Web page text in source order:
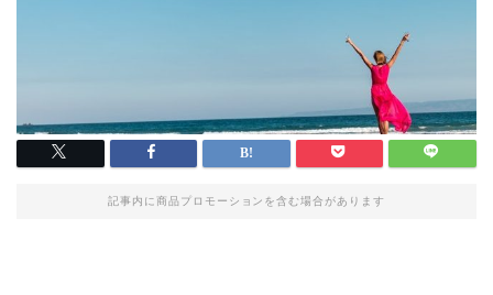
記事内に商品プロモーションを含む場合があります